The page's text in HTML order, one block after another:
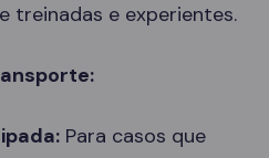
treinadas e experientes.
Para casos que